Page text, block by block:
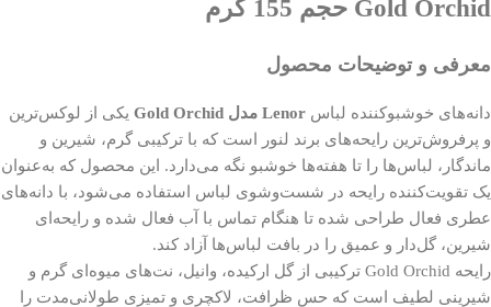
Gold Orchid حجم 155 گرم
معرفی و توضیحات محصول
دانه‌های خوشبوکننده لباس Lenor مدل Gold Orchid
یکی از لوکس‌ترین
و پرفروش‌ترین رایحه‌های برند لنور است که با ترکیبی گرم، شیرین و
ماندگار، لباس‌ها را تا هفته‌ها خوشبو نگه می‌دارد. این محصول که به‌عنوان
یک تقویت‌کننده رایحه در شست‌وشوی لباس استفاده می‌شود، با دانه‌های
عطری فعال طراحی شده تا هنگام تماس با آب فعال شده و رایحه‌ای
شیرین، گل‌دار و عمیق را در بافت لباس‌ها آزاد کند.
رایحه Gold Orchid ترکیبی از گل ارکیده، وانیل، نت‌های میوه‌ای گرم و
شیرینی لطیف است که حس ظرافت، لاکچری و تمیزی طولانی‌مدت را